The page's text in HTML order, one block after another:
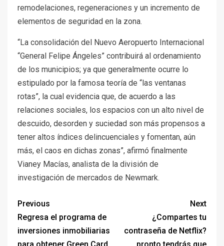
remodelaciones, regeneraciones y un incremento de
elementos de seguridad en la zona.
“La consolidación del Nuevo Aeropuerto Internacional
“General Felipe Ángeles” contribuirá al ordenamiento
de los municipios; ya que generalmente ocurre lo
estipulado por la famosa teoría de “las ventanas
rotas”, la cual evidencia que, de acuerdo a las
relaciones sociales, los espacios con un alto nivel de
descuido, desorden y suciedad son más propensos a
tener altos índices delincuenciales y fomentan, aún
más, el caos en dichas zonas”, afirmó finalmente
Vianey Macías, analista de la división de
investigación de mercados de Newmark.
Previous
Regresa el programa de
inversiones inmobiliarias
Next
¿Compartes tu
contraseña de Netflix?